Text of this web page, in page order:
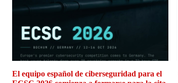
El equipo español de ciberseguridad para el